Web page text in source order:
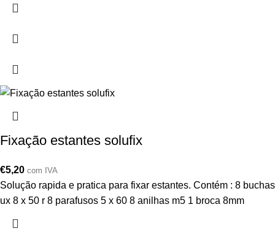
Fixação estantes solufix
€5,20 com IVA
Solução rapida e pratica para fixar estantes. Contém : 8 buchas
ux 8 x 50 r 8 parafusos 5 x 60 8 anilhas m5 1 broca 8mm